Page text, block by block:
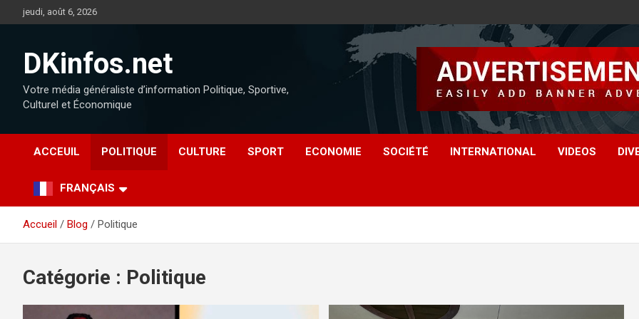
jeudi, août 6, 2026
DKinfos.net
Votre média généraliste d’information Politique, Sportive,
Culturel et Économique
ACCEUIL POLITIQUE CULTURE SPORT ECONOMIE SOCIÉTÉ INTERNATIONAL VIDEOS
FRANÇAIS
Accueil Blog Politique
Catégorie : Politique